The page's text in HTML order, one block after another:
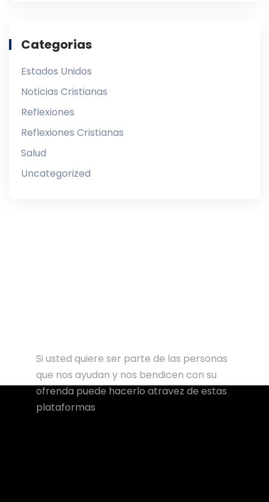
Categorias
Estados Unidos
Noticias Cristianas
Reflexiones
Reflexiones Cristianas
Salud
Uncategorized
Si usted quiere ser parte de las personas
que nos ayudan y nos bendicen con su
ofrenda puede hacerlo atravez de estas
plataformas